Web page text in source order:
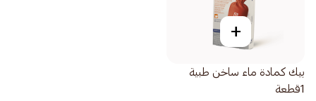
+
بيك كمادة ماء ساخن طبية
1قطعة